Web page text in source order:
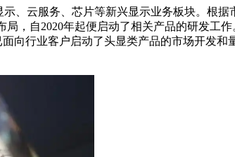
、云服务、芯片等新兴显示业务板块。根
，自2020年起便启动了相关产品的研发工
向行业客户启动了头显类产品的市场开发